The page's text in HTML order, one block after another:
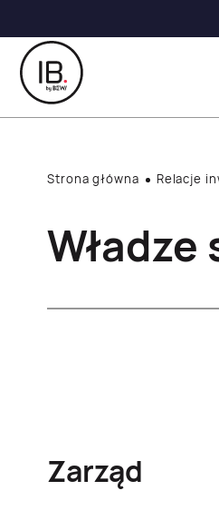
Strona główna Relacje
Władze
Zarząd